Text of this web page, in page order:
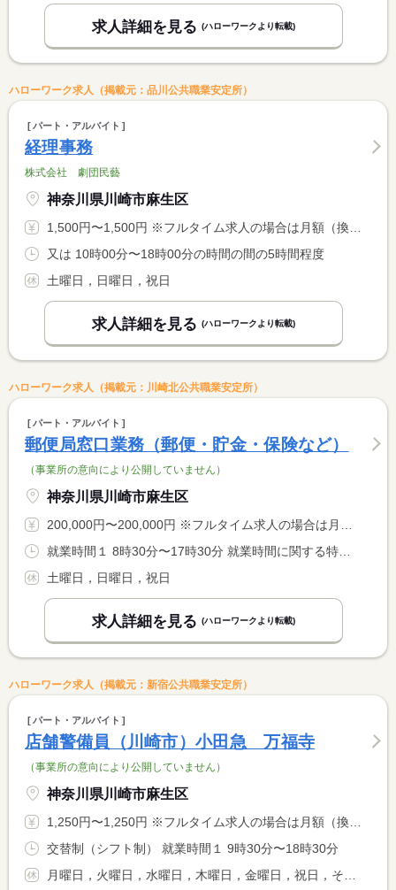
求人詳細を見る (ハローワークより転載)
ハローワーク求人（掲載元：品川公共職業安定所）
パート・アルバイト
経理事務
株式会社 劇団民藝
神奈川県川崎市麻生区
1,500円〜1,500円 ※フルタイム求人の場合は月額（換算額）、パート求人の場合は時間額を表示しています。
又は 10時00分〜18時00分の時間の間の5時間程度
土曜日，日曜日，祝日
求人詳細を見る (ハローワークより転載)
ハローワーク求人（掲載元：川崎北公共職業安定所）
パート・アルバイト
郵便局窓口業務（郵便・貯金・保険など）
（事業所の意向により公開していません）
神奈川県川崎市麻生区
200,000円〜200,000円 ※フルタイム求人の場合は月額（換算額）、パート求人の場合は時間額を表示しています。
就業時間１ 8時30分〜17時30分 就業時間に関する特記事項 休憩時間 １１：００〜１５：００の間で１時間（他の社員と交代 <BR> で取得します）
土曜日，日曜日，祝日
求人詳細を見る (ハローワークより転載)
ハローワーク求人（掲載元：新宿公共職業安定所）
パート・アルバイト
店舗警備員（川崎市）小田急 万福寺
（事業所の意向により公開していません）
神奈川県川崎市麻生区
1,250円〜1,250円 ※フルタイム求人の場合は月額（換算額）、パート求人の場合は時間額を表示しています。
交替制（シフト制） 就業時間１ 9時30分〜18時30分
月曜日，火曜日，水曜日，木曜日，金曜日，祝日，その他